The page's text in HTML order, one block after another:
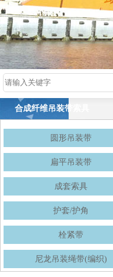
合成纤维吊装带索具
圆形吊装带
扁平吊装带
成套索具
护套/护角
栓紧带
尼龙吊装绳带(编织)